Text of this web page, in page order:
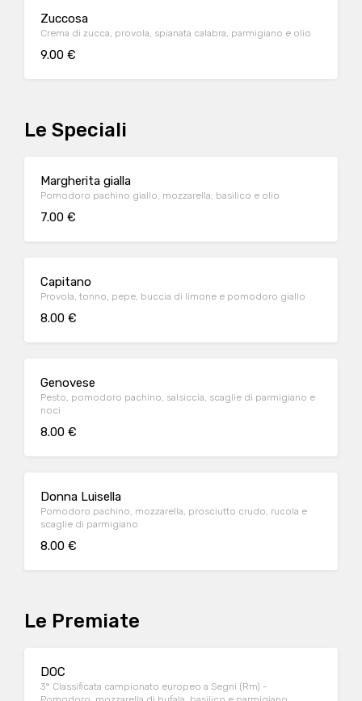
Zuccosa
Crema di zucca, provola, spianata calabra, parmigiano e olio
9.00 €
Le Speciali
Margherita gialla
Pomodoro pachino giallo, mozzarella, basilico e olio
7.00 €
Capitano
Provola, tonno, pepe, buccia di limone e pomodoro giallo
8.00 €
Genovese
Pesto, pomodoro pachino, salsiccia, scaglie di parmigiano e
noci
8.00 €
Donna Luisella
Pomodoro pachino, mozzarella, prosciutto crudo, rucola e
scaglie di parmigiano
8.00 €
Le Premiate
DOC
3° Classificata campionato europeo a Segni (Rm) -